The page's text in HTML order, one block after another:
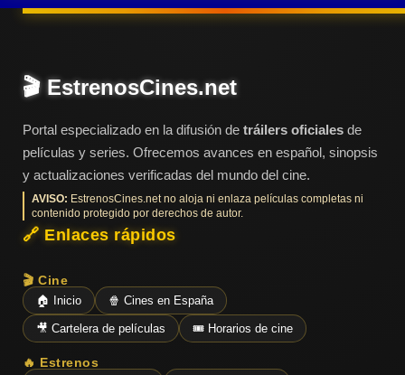
Top
tráilers
del
momento
🎬 EstrenosCines.net
Portal especializado en la difusión de tráilers oficiales de
películas y series. Ofrecemos avances en español, sinopsis
y actualizaciones verificadas del mundo del cine.
AVISO: EstrenosCines.net no aloja ni enlaza películas completas ni
contenido protegido por derechos de autor.
🔗 Enlaces rápidos
🎬 Cine
🏠 Inicio 🍿 Cines en España
🎥 Cartelera de películas 🎟️ Horarios de cine
🔥 Estrenos